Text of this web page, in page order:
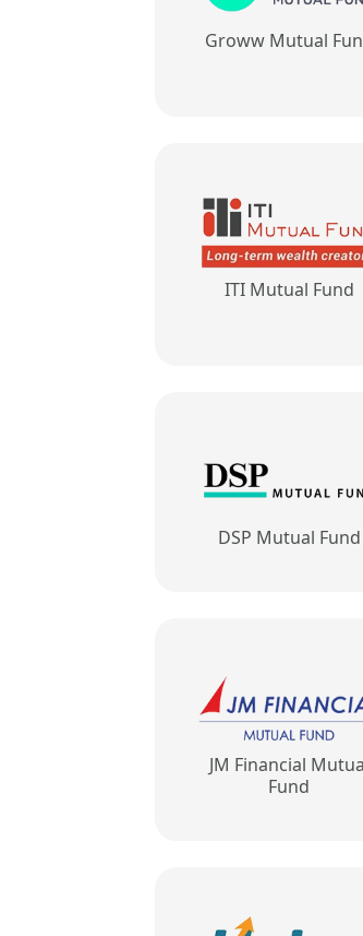
Groww Mutual
ITI Mutual Fund
DSP Mutual Fund
JM Financial
Fund